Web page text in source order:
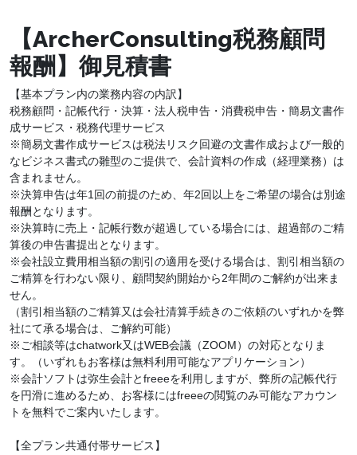
【ArcherConsulting税務顧問
報酬】御見積書
【基本プラン内の業務内容の内訳】
税務顧問・記帳代行・決算・法人税申告・消費税申告・簡易文書作
成サービス・税務代理サービス
※簡易文書作成サービスは税法リスク回避の文書作成および一般的
なビジネス書式の雛型のご提供で、会計資料の作成（経理業務）は
含まれません。
※決算申告は年1回の前提のため、年2回以上をご希望の場合は別途
報酬となります。
※決算時に売上・記帳行数が超過している場合には、超過部のご精
算後の申告書提出となります。
※会社設立費用相当額の割引の適用を受ける場合は、割引相当額の
ご精算を行わない限り、顧問契約開始から2年間のご解約が出来ま
せん。
（割引相当額のご精算又は会社清算手続きのご依頼のいずれかを弊
社にて承る場合は、ご解約可能）
※ご相談等はchatwork又はWEB会議（ZOOM）の対応となりま
す。（いずれもお客様は無料利用可能なアプリケーション）
※会計ソフトは弥生会計とfreeeを利用しますが、弊所の記帳代行
を円滑に進めるため、お客様にはfreeeの閲覧のみ可能なアカウン
トを無料でご案内いたします。
【全プラン共通付帯サービス】